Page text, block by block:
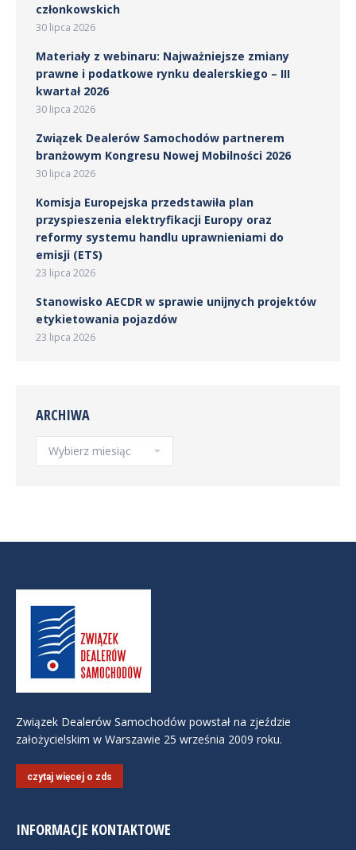
członkowskich
30 lipca 2026
Materiały z webinaru: Najważniejsze zmiany
prawne i podatkowe rynku dealerskiego – III
kwartał 2026
30 lipca 2026
Związek Dealerów Samochodów partnerem
branżowym Kongresu Nowej Mobilności 2026
30 lipca 2026
Komisja Europejska przedstawiła plan
przyspieszenia elektryfikacji Europy oraz
reformy systemu handlu uprawnieniami do
emisji (ETS)
23 lipca 2026
Stanowisko AECDR w sprawie unijnych projektów
etykietowania pojazdów
23 lipca 2026
ARCHIWA
Archiwa
Związek Dealerów Samochodów powstał na zjeździe
założycielskim w Warszawie 25 września 2009 roku.
czytaj więcej o zds
INFORMACJE KONTAKTOWE